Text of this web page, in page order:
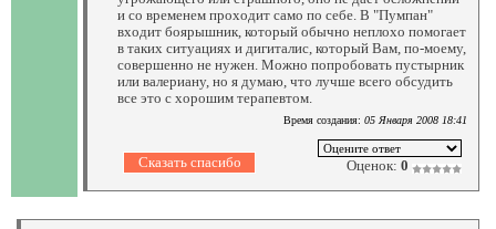
и со временем проходит само по себе. В "Пумпан"
входит боярышник, который обычно неплохо помогает
в таких ситуациях и дигиталис, который Вам, по-моему,
совершенно не нужен. Можно попробовать пустырник
или валериану, но я думаю, что лучше всего обсудить
все это с хорошим терапевтом.
Время создания: 05 Января 2008 18:41
Оценок: 0